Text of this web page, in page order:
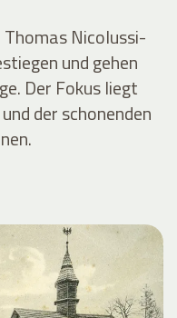
Thomas Nicolussi-
und gehen
Der Fokus liegt
der schonenden